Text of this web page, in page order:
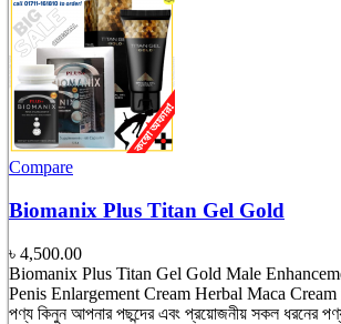
Compare
Biomanix Plus Titan Gel Gold
৳ 4,500.00
Biomanix Plus Titan Gel Gold Male
Penis Enlargement Cream Herbal Maca
পণ্য কিনুন আপনার পছন্দের এবং প্রয়োজনীয় সকল ধরনের